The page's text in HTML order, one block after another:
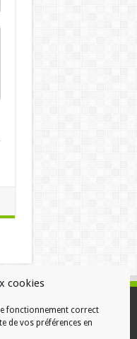
cookies
fonctionnement correct
de vos préférences en